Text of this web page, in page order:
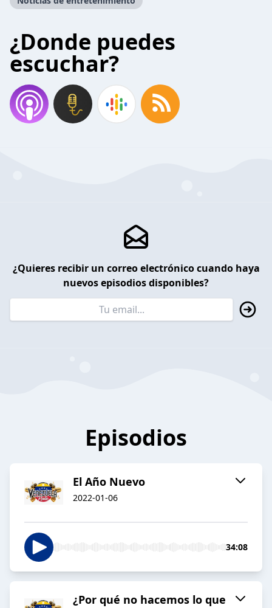
¿Donde puedes
escuchar?
¿Quieres recibir un correo electrónico cuando haya
nuevos episodios disponibles?
Episodios
El Año Nuevo
2022-01-06
34:08
¿Por qué no hacemos lo que